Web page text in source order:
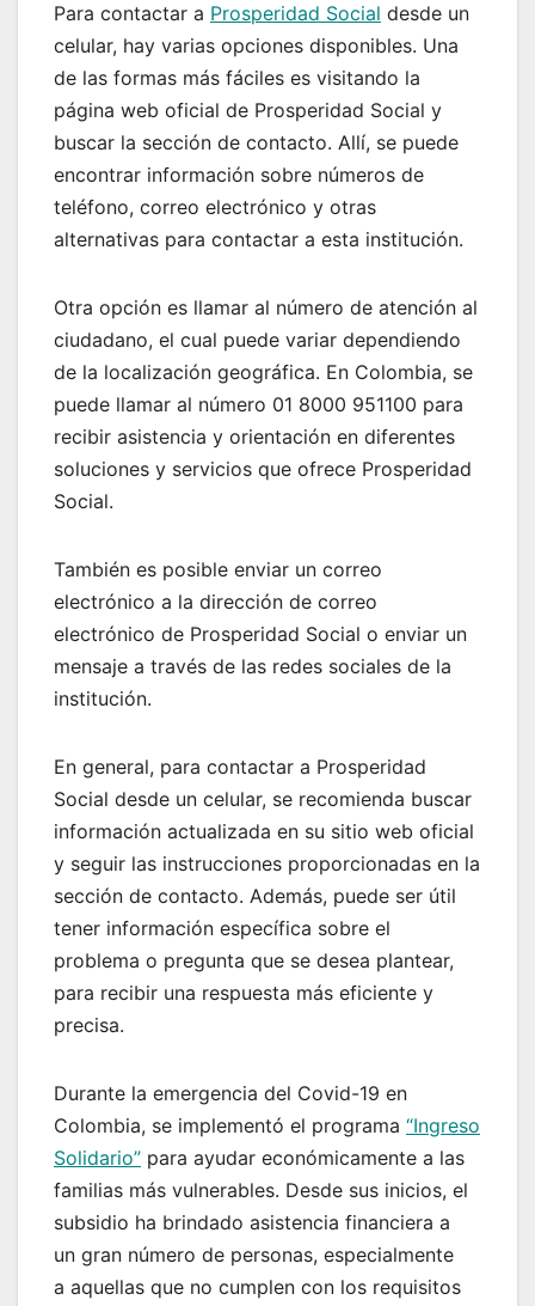
Para contactar a Prosperidad Social desde un
celular, hay varias opciones disponibles. Una
de las formas más fáciles es visitando la
página web oficial de Prosperidad Social y
buscar la sección de contacto. Allí, se puede
encontrar información sobre números de
teléfono, correo electrónico y otras
alternativas para contactar a esta institución.
Otra opción es llamar al número de atención al
ciudadano, el cual puede variar dependiendo
de la localización geográfica. En Colombia, se
puede llamar al número 01 8000 951100 para
recibir asistencia y orientación en diferentes
soluciones y servicios que ofrece Prosperidad
Social.
También es posible enviar un correo
electrónico a la dirección de correo
electrónico de Prosperidad Social o enviar un
mensaje a través de las redes sociales de la
institución.
En general, para contactar a Prosperidad
Social desde un celular, se recomienda buscar
información actualizada en su sitio web oficial
y seguir las instrucciones proporcionadas en la
sección de contacto. Además, puede ser útil
tener información específica sobre el
problema o pregunta que se desea plantear,
para recibir una respuesta más eficiente y
precisa.
Durante la emergencia del Covid-19 en
Colombia, se implementó el programa “Ingreso
Solidario” para ayudar económicamente a las
familias más vulnerables. Desde sus inicios, el
subsidio ha brindado asistencia financiera a
un gran número de personas, especialmente
a aquellas que no cumplen con los requisitos